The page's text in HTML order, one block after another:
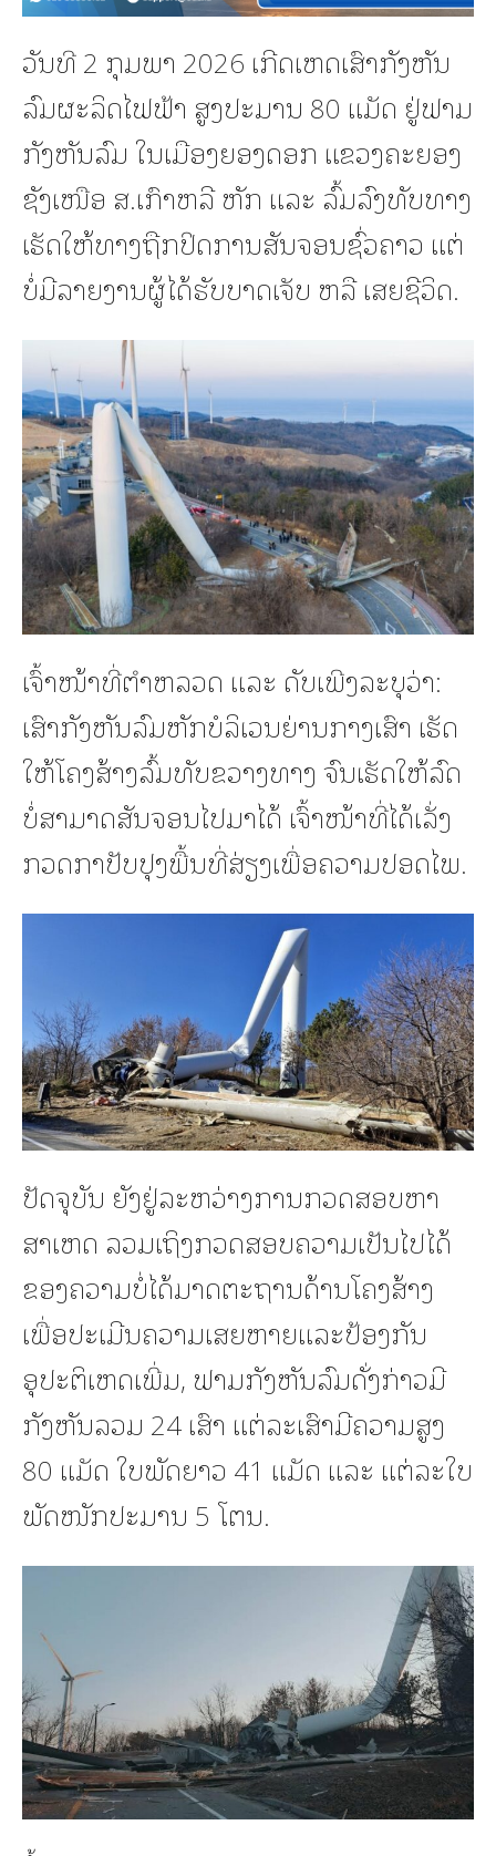
ວັນທີ 2 ກຸມພາ 2026 ເກີດເຫດເສົາກັງຫັນ
ລົມຜະລິດໄຟຟ້າ ສູງປະມານ 80 ແມັດ ຢູ່ຟາມ
ກັງຫັນລົມ ໃນເມືອງຍອງດອກ ແຂວງຄະຍອງ
ຊັງເໜືອ ສ.ເກົາຫລີ ຫັກ ແລະ ລົ້ມລົງທັບທາງ
ເຮັດໃຫ້ທາງຖືກປິດການສັນຈອນຊົ່ວຄາວ ແຕ່
ບໍ່ມີລາຍງານຜູ້ໄດ້ຮັບບາດເຈັບ ຫລື ເສຍຊີວິດ.
ເຈົ້າໜ້າທີ່ຕຳຫລວດ ແລະ ດັບເພີງລະບຸວ່າ:
ເສົາກັງຫັນລົມຫັກບໍລິເວນຍ່ານກາງເສົາ ເຮັດ
ໃຫ້ໂຄງສ້າງລົ້ມທັບຂວາງທາງ ຈົນເຮັດໃຫ້ລົດ
ບໍ່ສາມາດສັນຈອນໄປມາໄດ້ ເຈົ້າໜ້າທີ່ໄດ້ເລັ່ງ
ກວດກາປັບປຸງພື້ນທີ່ສ່ຽງເພື່ອຄວາມປອດໄພ.
ປັດຈຸບັນ ຍັງຢູ່ລະຫວ່າງການກວດສອບຫາ
ສາເຫດ ລວມເຖິງກວດສອບຄວາມເປັນໄປໄດ້
ຂອງຄວາມບໍ່ໄດ້ມາດຕະຖານດ້ານໂຄງສ້າງ
ເພື່ອປະເມີນຄວາມເສຍຫາຍແລະປ້ອງກັນ
ອຸປະຕິເຫດເພີ່ມ, ຟາມກັງຫັນລົມດັ່ງກ່າວມີ
ກັງຫັນລວມ 24 ເສົາ ແຕ່ລະເສົາມີຄວາມສູງ
80 ແມັດ ໃບພັດຍາວ 41 ແມັດ ແລະ ແຕ່ລະໃບ
ພັດໜັກປະມານ 5 ໂຕນ.